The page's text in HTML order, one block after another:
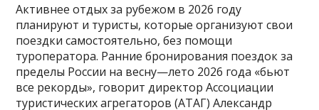
Активнее отдых за рубежом в 2026 году
планируют и туристы, которые организуют свои
поездки самостоятельно, без помощи
туроператора. Ранние бронирования поездок за
пределы России на весну—лето 2026 года «бьют
все рекорды», говорит директор Ассоциации
туристических агрегаторов (АТАГ) Александр